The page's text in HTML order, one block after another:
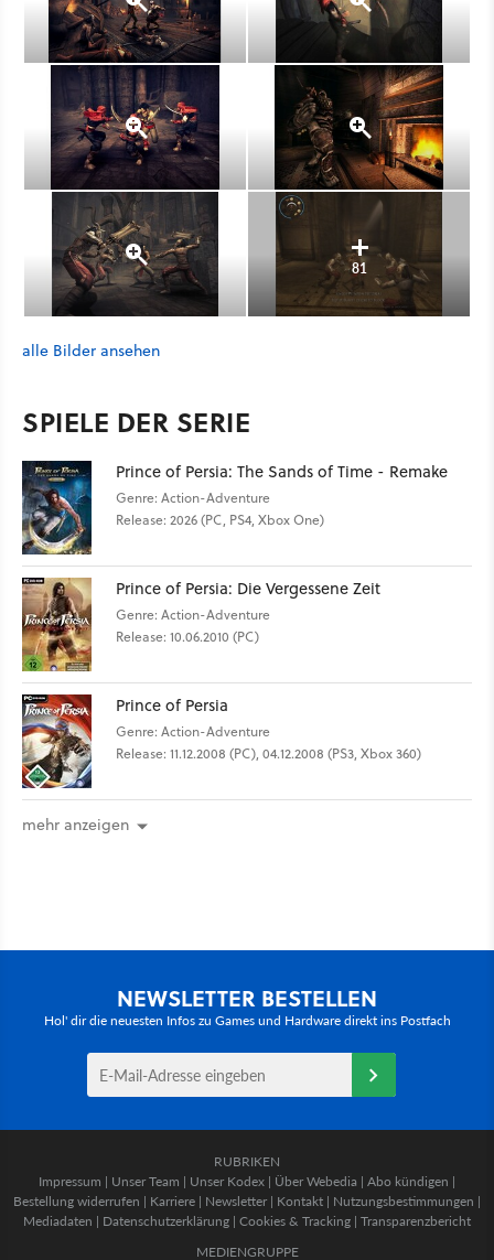
81
alle Bilder ansehen
SPIELE DER SERIE
Prince of Persia: The Sands of Time - Remake
Genre: Action-Adventure
Release: 2026 (PC, PS4, Xbox One)
Prince of Persia: Die Vergessene Zeit
Genre: Action-Adventure
Release: 10.06.2010 (PC)
Prince of Persia
Genre: Action-Adventure
Release: 11.12.2008 (PC), 04.12.2008 (PS3, Xbox 360)
mehr anzeigen
NEWSLETTER BESTELLEN
Hol' dir die neuesten Infos zu Games und Hardware direkt ins Postfach
RUBRIKEN
Impressum | Unser Team | Unser Kodex | Über Webedia | Abo kündigen |
Bestellung widerrufen | Karriere | Newsletter | Kontakt | Nutzungsbestimmungen |
Mediadaten | Datenschutzerklärung | Cookies & Tracking | Transparenzbericht
MEDIENGRUPPE